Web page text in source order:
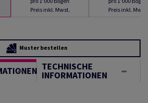
Preis inkl. Mwst.
Preis inkl. Mwst.
Muster bestellen
TECHNISCHE
INFORMATIONEN